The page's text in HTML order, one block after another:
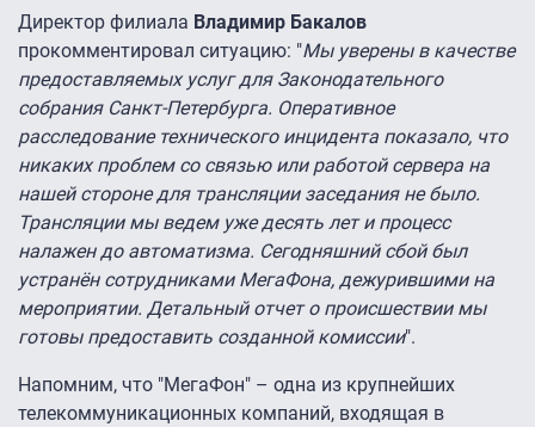
Директор филиала Владимир Бакалов
прокомментировал ситуацию: "Мы уверены в качестве
предоставляемых услуг для Законодательного
собрания Санкт-Петербурга. Оперативное
расследование технического инцидента показало, что
никаких проблем со связью или работой сервера на
нашей стороне для трансляции заседания не было.
Трансляции мы ведем уже десять лет и процесс
налажен до автоматизма. Сегодняшний сбой был
устранён сотрудниками МегаФона, дежурившими на
мероприятии. Детальный отчет о происшествии мы
готовы предоставить созданной комиссии".
Напомним, что "МегаФон" – одна из крупнейших
телекоммуникационных компаний, входящая в